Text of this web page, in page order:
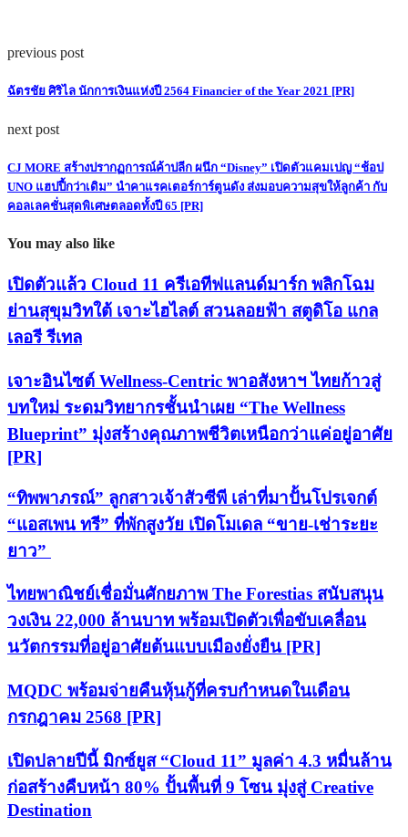
previous post
ฉัตรชัย ศิริไล นักการเงินแห่งปี 2564 Financier of the Year 2021 [PR]
next post
CJ MORE สร้างปรากฏการณ์ค้าปลีก ผนึก “Disney” เปิดตัวแคมเปญ “ช้อป
UNO แฮปปี้กว่าเดิม” นำคาแรคเตอร์การ์ตูนดัง ส่งมอบความสุขให้ลูกค้า กับ
คอลเลคชั่นสุดพิเศษตลอดทั้งปี 65 [PR]
You may also like
เปิดตัวแล้ว Cloud 11 ครีเอทีฟแลนด์มาร์ก พลิกโฉม
ย่านสุขุมวิทใต้ เจาะไฮไลต์ สวนลอยฟ้า สตูดิโอ แกล
เลอรี รีเทล
เจาะอินไซต์ Wellness-Centric พาอสังหาฯ ไทยก้าวสู่
บทใหม่ ระดมวิทยากรชั้นนำเผย “The Wellness
Blueprint” มุ่งสร้างคุณภาพชีวิตเหนือกว่าแค่อยู่อาศัย
[PR]
“ทิพพาภรณ์” ลูกสาวเจ้าสัวซีพี เล่าที่มาปั้นโปรเจกต์
“แอสเพน ทรี” ที่พักสูงวัย เปิดโมเดล “ขาย-เช่าระยะ
ยาว”
ไทยพาณิชย์เชื่อมั่นศักยภาพ The Forestias สนับสนุน
วงเงิน 22,000 ล้านบาท พร้อมเปิดตัวเพื่อขับเคลื่อน
นวัตกรรมที่อยู่อาศัยต้นแบบเมืองยั่งยืน [PR]
MQDC พร้อมจ่ายคืนหุ้นกู้ที่ครบกำหนดในเดือน
กรกฎาคม 2568 [PR]
เปิดปลายปีนี้ มิกซ์ยูส “Cloud 11” มูลค่า 4.3 หมื่นล้าน
ก่อสร้างคืบหน้า 80% ปั้นพื้นที่ 9 โซน มุ่งสู่ Creative
Destination